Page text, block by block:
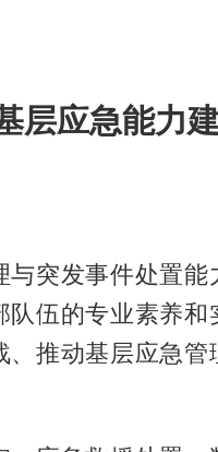
层应急能力
突发事件处置能
伍的专业素养和
推动基层应急管